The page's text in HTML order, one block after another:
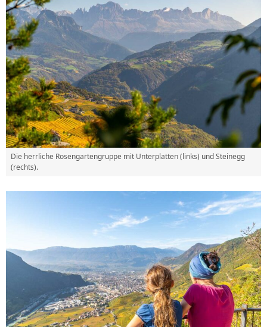
Die herrliche Rosengartengruppe mit Unterplatten (links) und Steinegg
(rechts).